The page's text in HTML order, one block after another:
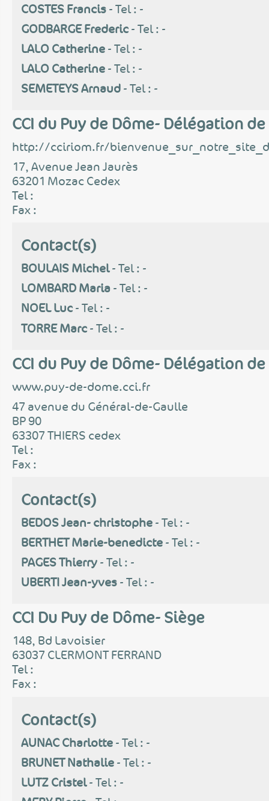
COSTES Francis- Tel : -
GODBARGE Frederic- Tel : -
LALO Catherine- Tel : -
LALO Catherine- Tel : -
SEMETEYS Arnaud- Tel : -
CCI du Puy de Dôme- Délégation
http://cciriom.fr/
17, Avenue Jean Jaurès
63201 Mozac Cedex
Tel :
Fax :
Contact(s)
BOULAIS Michel- Tel : -
LOMBARD Maria- Tel : -
NOEL Luc- Tel : -
TORRE Marc- Tel : -
CCI du Puy de Dôme- Délégation
www.puy-de-dome.cci.fr
47 avenue du Général-de-Gaulle
BP 90
63307 THIERS cedex
Tel :
Fax :
Contact(s)
BEDOS Jean- christophe- Tel : -
BERTHET Marie-benedicte- Tel : -
PAGES Thierry- Tel : -
UBERTI Jean-yves- Tel : -
CCI Du Puy de Dôme- Siège
148, Bd Lavoisier
63037 CLERMONT FERRAND
Tel :
Fax :
Contact(s)
AUNAC Charlotte- Tel : -
BRUNET Nathalie- Tel : -
LUTZ Cristel- Tel : -